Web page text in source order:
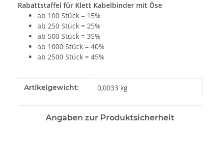
Rabattstaffel für Klett Kabelbinder mit Öse
ab 100 Stück = 15%
ab 250 Stück = 25%
ab 500 Stück = 35%
ab 1000 Stück = 40%
ab 2500 Stück = 45%
Produkteigenschaft
Wert
Artikelgewicht: 0,0033 kg
Angaben zur Produktsicherheit